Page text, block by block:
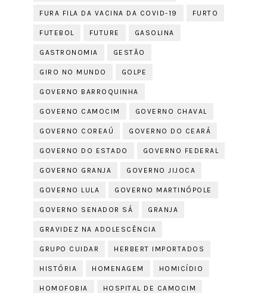
FURA FILA DA VACINA DA COVID-19 FURTO
FUTEBOL FUTURE GASOLINA
GASTRONOMIA GESTÃO
GIRO NO MUNDO GOLPE
GOVERNO BARROQUINHA
GOVERNO CAMOCIM GOVERNO CHAVAL
GOVERNO COREAÚ GOVERNO DO CEARÁ
GOVERNO DO ESTADO GOVERNO FEDERAL
GOVERNO GRANJA GOVERNO JIJOCA
GOVERNO LULA GOVERNO MARTINÓPOLE
GOVERNO SENADOR SÁ GRANJA
GRAVIDEZ NA ADOLESCÊNCIA
GRUPO CUIDAR HERBERT IMPORTADOS
HISTÓRIA HOMENAGEM HOMICÍDIO
HOMOFOBIA HOSPITAL DE CAMOCIM